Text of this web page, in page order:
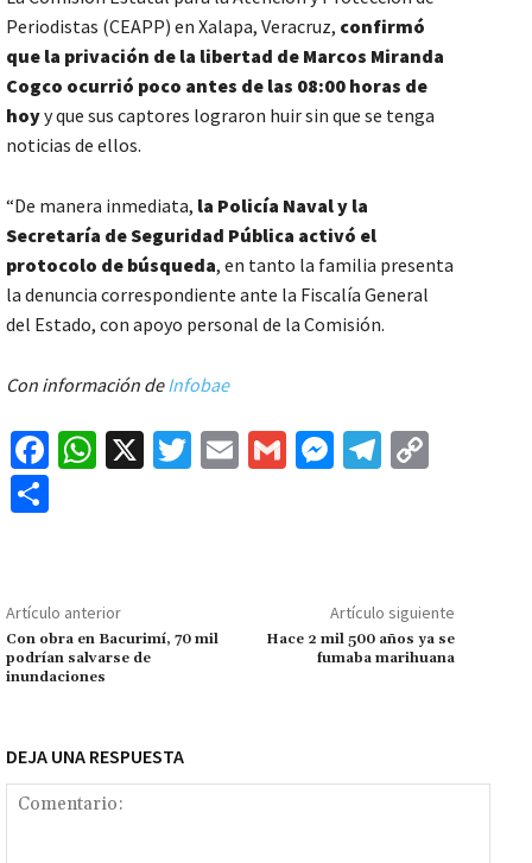
Periodistas (CEAPP) en Xalapa, Veracruz, confirmó
que la privación de la libertad de Marcos Miranda
Cogco ocurrió poco antes de las 08:00 horas de
hoyy que sus captores lograron huir sin que se tenga
noticias de ellos.
“De manera inmediata, la Policía Naval y la
Secretaría de Seguridad Pública activó el
protocolo de búsqueda, en tanto la familia presenta
la denuncia correspondiente ante la Fiscalía General
del Estado, con apoyo personal de la Comisión.
Con información deInfobae
Fa
o
k
W
p
p
X
T
E
G
M
ge
r
Te
m Li
n
k
p
ar
tir
Artículo anterior
Con obra en Bacurimí, 70 mil
podrían salvarse de
inundaciones
Artículo siguiente
Hace 2 mil 500 años ya se
fumaba marihuana
DEJA UNA RESPUESTA